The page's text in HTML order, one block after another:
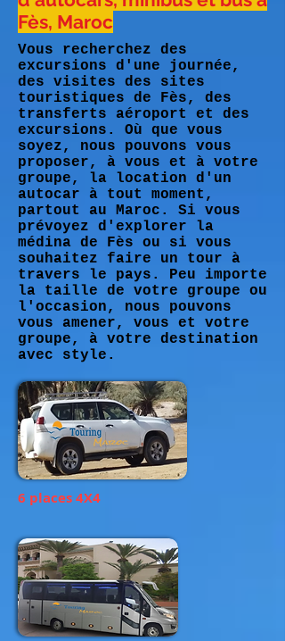
Fès, Maroc
Vous recherchez des
excursions d'une journée,
des visites des sites
touristiques de Fès, des
transferts aéroport et des
excursions. Où que vous
soyez, nous pouvons vous
proposer, à vous et à votre
groupe, la location d'un
autocar à tout moment,
partout au Maroc. Si vous
prévoyez d'explorer la
médina de Fès ou si vous
souhaitez faire un tour à
travers le pays. Peu importe
la taille de votre groupe ou
l'occasion, nous pouvons
vous amener, vous et votre
groupe, à votre destination
avec style.
6 places 4X4